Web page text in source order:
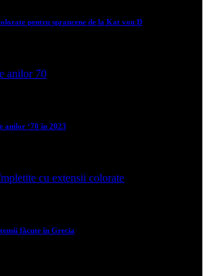
pentru sprancene de la Kat von D
anilor ‘70 în 2023
făcute în Grecia